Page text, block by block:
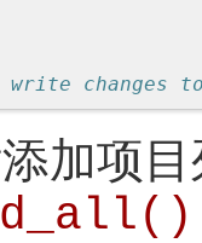
write changes
加项